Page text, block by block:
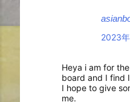
2023
Heya i am for
board and I find
I hope to give
me.